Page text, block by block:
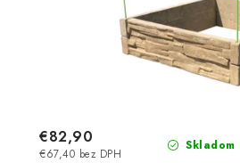
Skladom
€67,40 bez DPH
€82,90